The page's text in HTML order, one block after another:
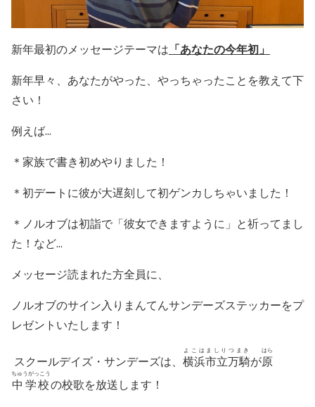
新年最初のメッセージテーマは 「あなたの今年初」
新年早々、あなたがやった、やっちゃったことを教えて下
さい！
例えば...
＊家族で書き初めやりました！
＊初デートに彼が大遅刻して初ゲンカしちゃいました！
＊ノルオブは初詣で「彼女できますように」と祈ってまし
た！など...
メッセージ読まれた方全員に、
ノルオブのサイン入り まんてんサンデーズステッカーをプ
レゼントいたします！
スクールデイズ・サンデーズは、 横浜市立万騎
よこはましりつまき
が原
はら
中学校
ちゅうがっこう
の校歌を放送します！